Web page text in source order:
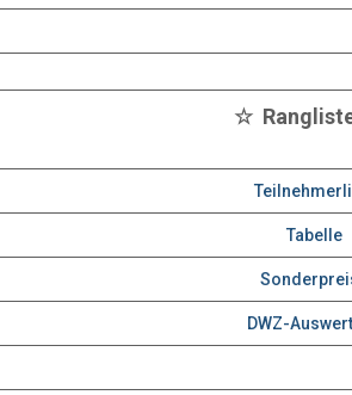
☆
Tabelle
DWZ-